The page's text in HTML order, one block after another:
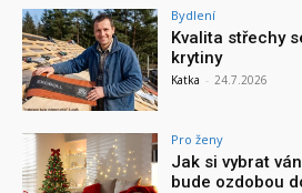
Bydlení
Kvalita střechy
krytiny
Katka - 24.7.2026
Pro ženy
Jak si vybrat
bude ozdobou